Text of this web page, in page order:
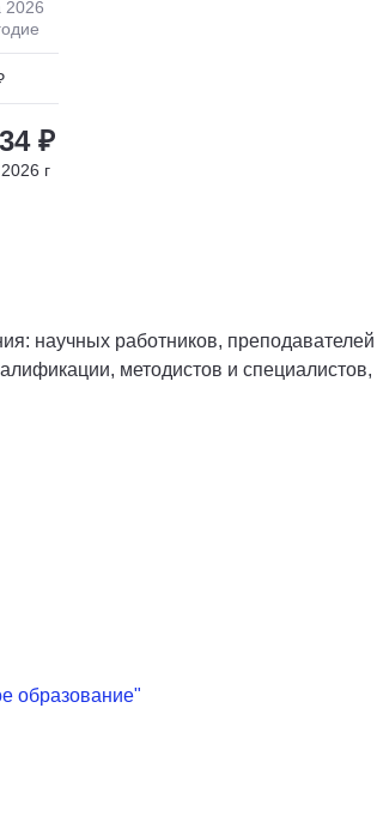
2026
₽
2026 г
научных работников, преподавателей
методистов и специалистов,
образование"